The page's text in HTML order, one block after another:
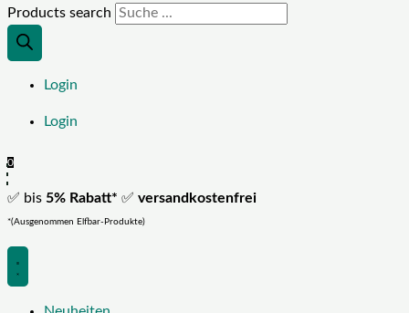
Products search
Login
Login
0
✅ bis 5% Rabatt* ✅ versandkostenfrei
*(Ausgenommen Elfbar-Produkte)